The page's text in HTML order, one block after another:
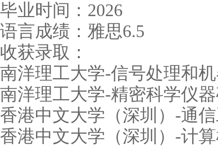
毕业时间：2026
语言成绩：雅思6.5
收获录取：
南洋理工大学-信号处理和
南洋理工大学-精密科学仪
香港中文大学（深圳）-通
香港中文大学（深圳）-计